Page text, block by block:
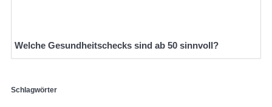
Welche Gesundheitschecks sind ab 50 sinnvoll?
Schlagwörter